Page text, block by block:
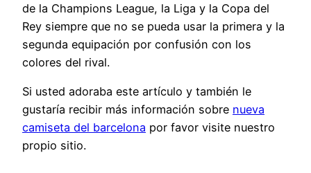
de la Champions League, la Liga y la Copa del
Rey siempre que no se pueda usar la primera y la
segunda equipación por confusión con los
colores del rival.
Si usted adoraba este artículo y también le
gustaría recibir más información sobre nueva
camiseta del barcelona por favor visite nuestro
propio sitio.